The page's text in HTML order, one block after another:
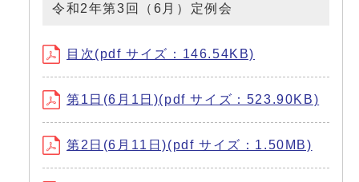
令和2年第3回（6月）定例会
目次(pdf サイズ：146.54KB)
第1日(6月1日)(pdf サイズ：523.90KB)
第2日(6月11日)(pdf サイズ：1.50MB)